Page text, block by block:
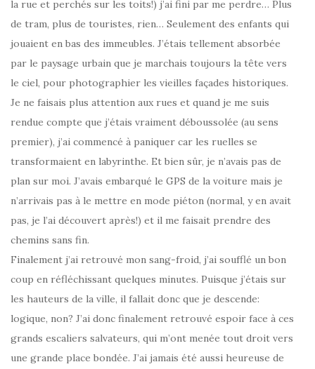
la rue et perchés sur les toits!) j’ai fini par me perdre… Plus
de tram, plus de touristes, rien… Seulement des enfants qui
jouaient en bas des immeubles. J’étais tellement absorbée
par le paysage urbain que je marchais toujours la tête vers
le ciel, pour photographier les vieilles façades historiques.
Je ne faisais plus attention aux rues et quand je me suis
rendue compte que j’étais vraiment déboussolée (au sens
premier), j’ai commencé à paniquer car les ruelles se
transformaient en labyrinthe. Et bien sûr, je n’avais pas de
plan sur moi. J’avais embarqué le GPS de la voiture mais je
n’arrivais pas à le mettre en mode piéton (normal, y en avait
pas, je l’ai découvert après!) et il me faisait prendre des
chemins sans fin.
Finalement j’ai retrouvé mon sang-froid, j’ai soufflé un bon
coup en réfléchissant quelques minutes. Puisque j’étais sur
les hauteurs de la ville, il fallait donc que je descende:
logique, non? J’ai donc finalement retrouvé espoir face à ces
grands escaliers salvateurs, qui m’ont menée tout droit vers
une grande place bondée. J’ai jamais été aussi heureuse de